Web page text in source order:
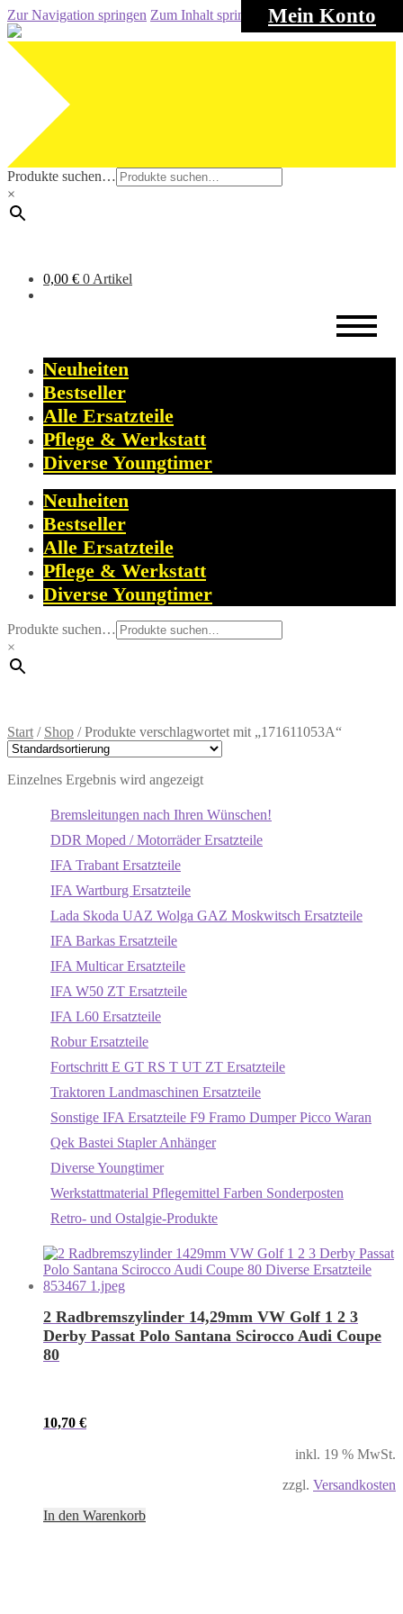
Mein Konto
Zur Navigation springen Zum Inhalt springen
Produkte suchen…
×
0,00 € 0 Artikel
Neuheiten
Bestseller
Alle Ersatzteile
Pflege & Werkstatt
Diverse Youngtimer
Neuheiten
Bestseller
Alle Ersatzteile
Pflege & Werkstatt
Diverse Youngtimer
Produkte suchen…
×
Start / Shop /Produkte verschlagwortet mit „171611053A“
Einzelnes Ergebnis wird angezeigt
Bremsleitungen nach Ihren Wünschen!
DDR Moped / Motorräder Ersatzteile
IFA Trabant Ersatzteile
IFA Wartburg Ersatzteile
Lada Skoda UAZ Wolga GAZ Moskwitsch Ersatzteile
IFA Barkas Ersatzteile
IFA Multicar Ersatzteile
IFA W50 ZT Ersatzteile
IFA L60 Ersatzteile
Robur Ersatzteile
Fortschritt E GT RS T UT ZT Ersatzteile
Traktoren Landmaschinen Ersatzteile
Sonstige IFA Ersatzteile F9 Framo Dumper Picco Waran
Qek Bastei Stapler Anhänger
Diverse Youngtimer
Werkstattmaterial Pflegemittel Farben Sonderposten
Retro- und Ostalgie-Produkte
2 Radbremszylinder 14,29mm VW Golf 1 2 3
Derby Passat Polo Santana Scirocco Audi Coupe
80
10,70 €
inkl. 19 % MwSt.
zzgl. Versandkosten
In den Warenkorb